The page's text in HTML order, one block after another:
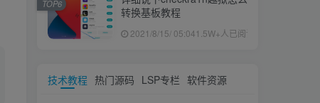
转换基板教程
2021/8/15/ 05:04 1.5W+人已阅读
TOP6
技术教程 热门源码 LSP专栏 软件资源